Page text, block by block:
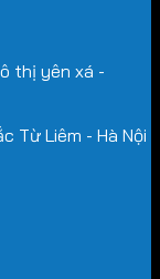
thị yên xá -
Từ Liêm - Hà Nội